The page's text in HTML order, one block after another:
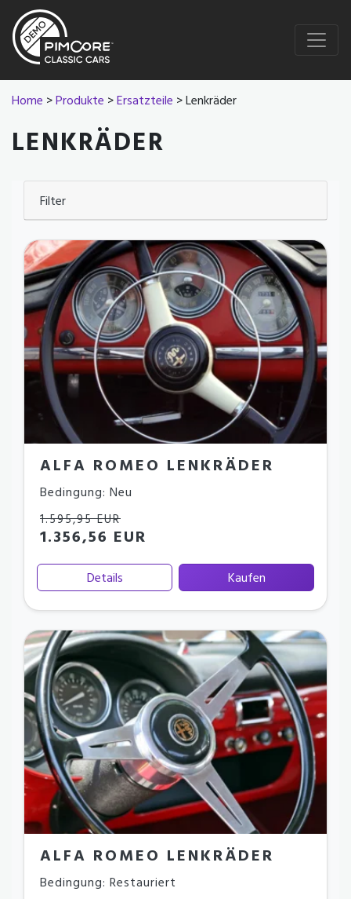
Home >Produkte >Ersatzteile > Lenkräder
LENKRÄDER
Filter
ALFA ROMEO LENKRÄDER
Bedingung: Neu
1.595,95 EUR
1.356,56 EUR
Details Kaufen
ALFA ROMEO LENKRÄDER
Bedingung: Restauriert